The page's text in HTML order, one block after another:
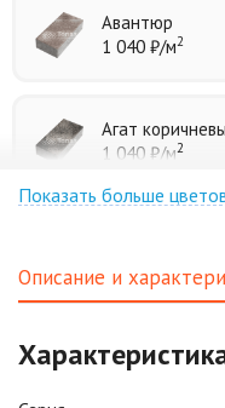
Авантюр
1 040 ₽/м2
Агат
1 040 ₽/м2
1 040 ₽/м2
Показать больше
Описание и